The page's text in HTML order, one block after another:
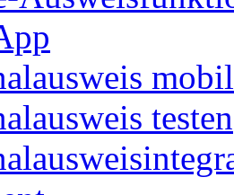
mobil
testen